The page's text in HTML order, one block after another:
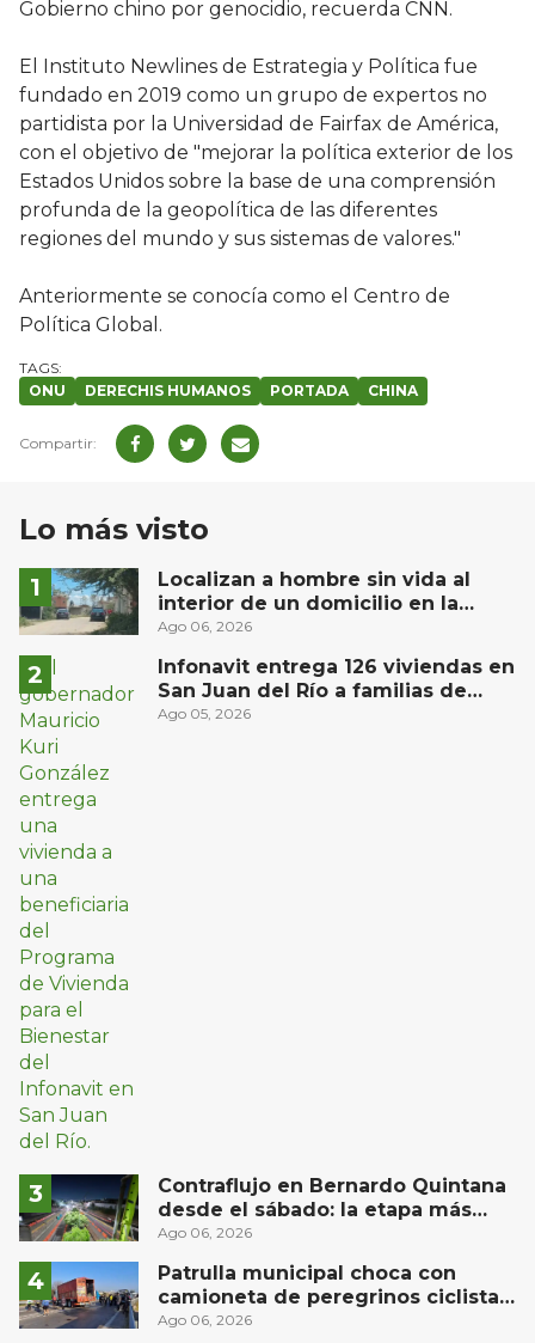
Gobierno chino por genocidio, recuerda CNN.
El Instituto Newlines de Estrategia y Política fue
fundado en 2019 como un grupo de expertos no
partidista por la Universidad de Fairfax de América,
con el objetivo de "mejorar la política exterior de los
Estados Unidos sobre la base de una comprensión
profunda de la geopolítica de las diferentes
regiones del mundo y sus sistemas de valores."
Anteriormente se conocía como el Centro de
Política Global.
ONU DERECHIS HUMANOS PORTADA CHINA
Lo más visto
Localizan a hombre sin vida al
interior de un domicilio en la
comunidad El Rodeo, San Juan del
Ago 06, 2026
Infonavit entrega 126 viviendas en
San Juan del Río a familias de
bajos ingresos
Ago 05, 2026
Contraflujo en Bernardo Quintana
desde el sábado: la etapa más
compleja del operativo vial
Ago 06, 2026
Patrulla municipal choca con
camioneta de peregrinos ciclistas
en la autopista México-Querétaro
Ago 06, 2026